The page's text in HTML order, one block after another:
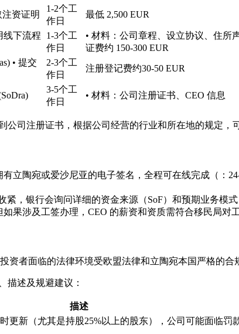
资证明
1-2个工
作日
最低 2,500 EUR
线下流程
1-3个工
作日
• 材料：公司章程、设立协议、住所
证费约 150-300 EUR
• 提交
2-3个工
作日
注册登记费约30-50 EUR
3-5个工
作日
• 材料：公司注册证书、CEO 信息
公司注册证书，根据公司经营的行业和所在地的规定，
有立陶宛或爱沙尼亚的电子签名，全程可在线完成（：
，银行会询问详细的资金来源（SoF）和预期业务模
果涉及工签办理，CEO 的薪资和资质需符合移民局对
者面临的法律环境受欧盟法律和立陶宛本国严格的合
描述及规避建议：
描述
更新（尤其是持股25%以上的股东），公司可能面临罚